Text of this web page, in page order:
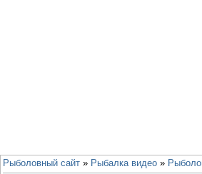
Рыболовный сайт » Рыбалка видео »